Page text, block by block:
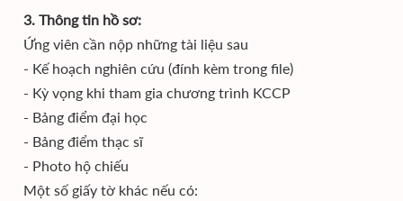
3. Thông tin hồ sơ:
Ứng viên cần nộp những tài liệu sau
- Kế hoạch nghiên cứu (đính kèm trong file)
- Kỳ vọng khi tham gia chương trình KCCP
- Bảng điểm đại học
- Bảng điểm thạc sĩ
- Photo hộ chiếu
Một số giấy tờ khác nếu có: